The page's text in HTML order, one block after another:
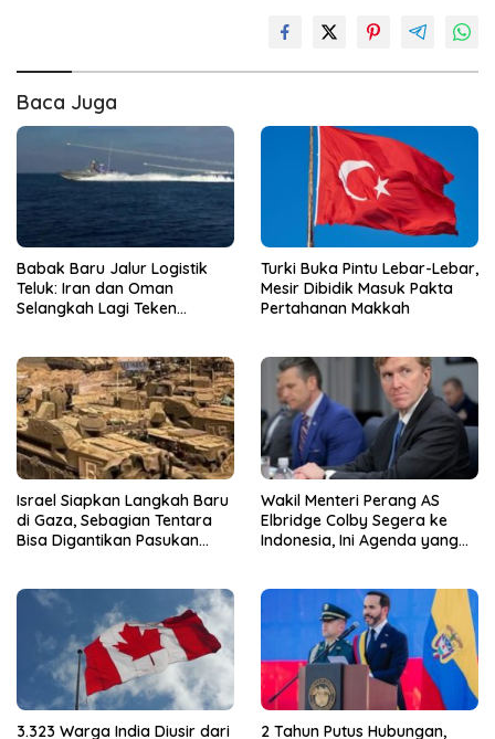
Baca Juga
Babak Baru Jalur Logistik
Teluk: Iran dan Oman
Selangkah Lagi Teken
Turki Buka Pintu Lebar-Lebar,
Mesir Dibidik Masuk Pakta
Pertahanan Makkah
Israel Siapkan Langkah Baru
di Gaza, Sebagian Tentara
Bisa Digantikan Pasukan
Wakil Menteri Perang AS
Elbridge Colby Segera ke
Indonesia, Ini Agenda yang
3.323 Warga India Diusir dari 2 Tahun Putus Hubungan,